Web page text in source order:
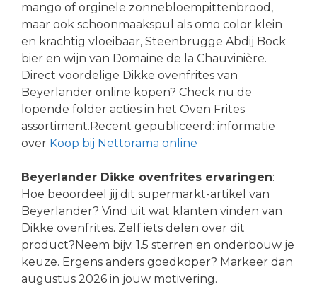
mango of orginele zonnebloempittenbrood,
maar ook schoonmaakspul als omo color klein
en krachtig vloeibaar, Steenbrugge Abdij Bock
bier en wijn van Domaine de la Chauvinière.
Direct voordelige Dikke ovenfrites van
Beyerlander online kopen? Check nu de
lopende folder acties in het Oven Frites
assortiment.Recent gepubliceerd: informatie
over Koop bij Nettorama online
Beyerlander Dikke ovenfrites ervaringen:
Hoe beoordeel jij dit supermarkt-artikel van
Beyerlander? Vind uit wat klanten vinden van
Dikke ovenfrites. Zelf iets delen over dit
product?Neem bijv. 1.5 sterren en onderbouw je
keuze. Ergens anders goedkoper? Markeer dan
augustus 2026 in jouw motivering.